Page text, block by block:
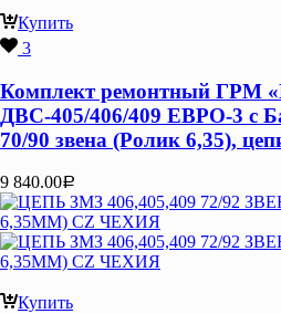
Купить
3
Комплект ремонтный
ДВС-405/406/409 ЕВРО-3 с
70/90 звена (Ролик 6,35),
9 840.00Р
Купить